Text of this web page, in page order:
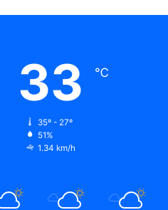
33 ℃
35º - 27º
51%
1.34 km/h